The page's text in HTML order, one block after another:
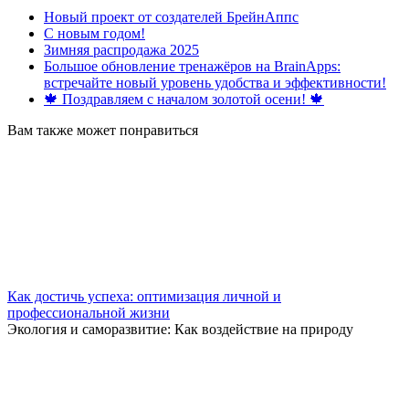
Новый проект от создателей БрейнАппс
С новым годом!
Зимняя распродажа 2025
Большое обновление тренажёров на BrainApps:
встречайте новый уровень удобства и эффективности!
🍁 Поздравляем с началом золотой осени! 🍁
Вам также может понравиться
Как достичь успеха: оптимизация личной и
профессиональной жизни
Экология и саморазвитие: Как воздействие на природу